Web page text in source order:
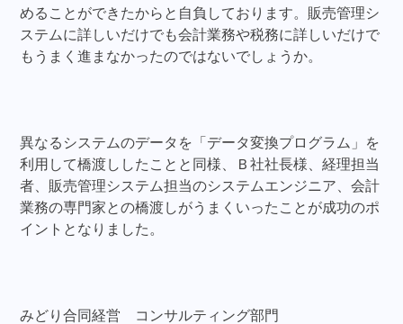
めることができたからと自負しております。販売管理シ
ステムに詳しいだけでも会計業務や税務に詳しいだけで
もうまく進まなかったのではないでしょうか。
異なるシステムのデータを「データ変換プログラム」を
利用して橋渡ししたことと同様、Ｂ社社長様、経理担当
者、販売管理システム担当のシステムエンジニア、会計
業務の専門家との橋渡しがうまくいったことが成功のポ
イントとなりました。
みどり合同経営 コンサルティング部門